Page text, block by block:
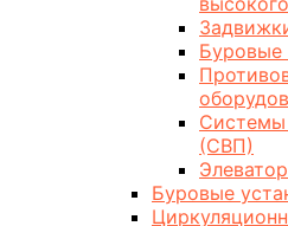
Буровые
Системы
(СВП)
Буровые